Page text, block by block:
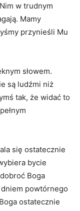
w trudnym
Mamy
przynieśli Mu
słowem.
są ludźmi niż
tak, że widać to
się ostatecznie
bycie
Boga
powtórnego
ostatecznie